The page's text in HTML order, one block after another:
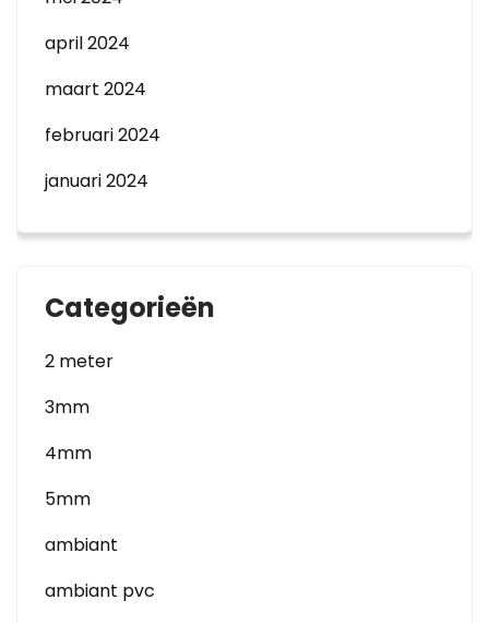
april 2024
maart 2024
februari 2024
januari 2024
Categorieën
2 meter
3mm
4mm
5mm
ambiant
ambiant pvc